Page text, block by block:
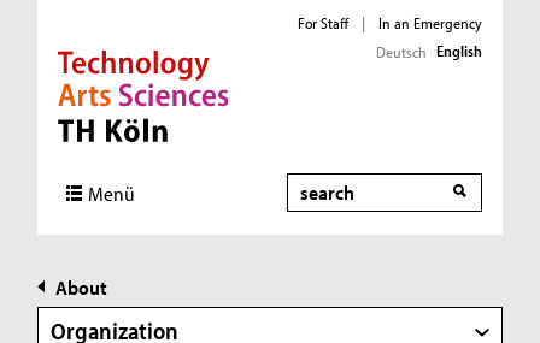
Direkt zur Hauptnavigation
Direkt zur Subnavigation
Direkt zum Inhalt
Direkt zum Fußbereich
For Staff |
In an Emergency
Deutsch English
Menü Search
About
Organization